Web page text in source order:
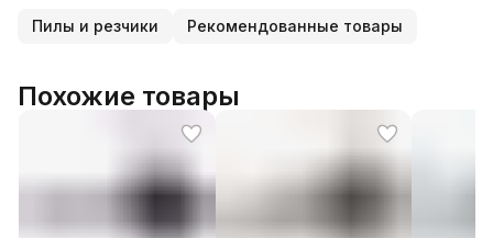
Пилы и резчики Рекомендованные товары
Похожие товары